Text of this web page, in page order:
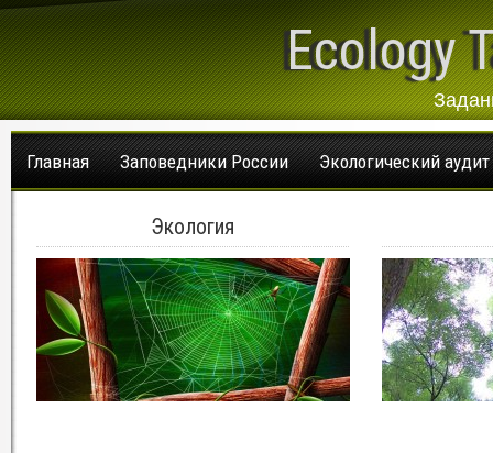
Ecology
Главная Заповедники России Экологический аудит
Экология